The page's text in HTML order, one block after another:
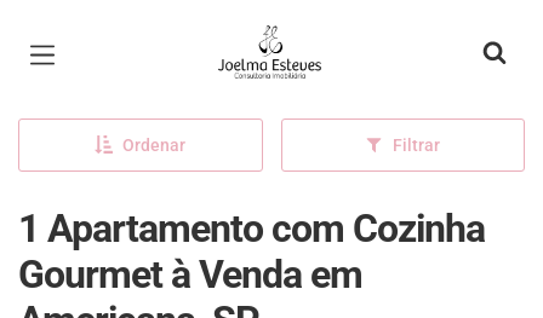
Página inicial
Ordenar Filtrar
1 Apartamento com Cozinha
Gourmet à Venda em